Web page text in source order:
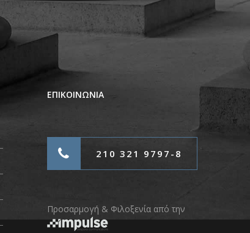
ΕΠΙΚΟΙΝΩΝΙΑ
210 321 9797-8
Προσαρμογή & Φιλοξενία από την